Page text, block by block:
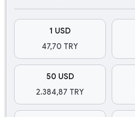
1 USD
47,70 TRY
50 USD
2.384,87 TRY